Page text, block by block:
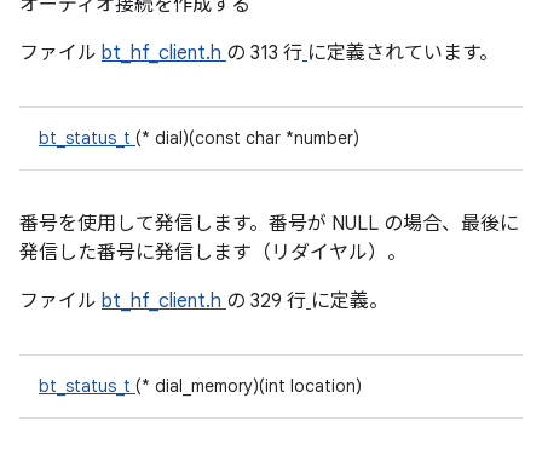
オーディオ接続を作成する
ファイル bt_hf_client.h の 313 行 に定義されています。
bt_status_t (* dial)(const char *number)
番号を使用して発信します。番号が NULL の場合、最後に
発信した番号に発信します（リダイヤル）。
ファイル bt_hf_client.h の 329 行 に定義。
bt_status_t (* dial_memory)(int location)